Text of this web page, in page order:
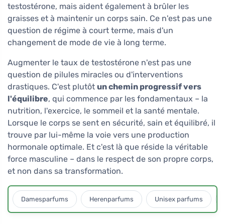
testostérone, mais aident également à brûler les
graisses et à maintenir un corps sain. Ce n'est pas une
question de régime à court terme, mais d'un
changement de mode de vie à long terme.
Augmenter le taux de testostérone n'est pas une
question de pilules miracles ou d'interventions
drastiques. C'est plutôt un chemin progressif vers
l'équilibre, qui commence par les fondamentaux – la
nutrition, l'exercice, le sommeil et la santé mentale.
Lorsque le corps se sent en sécurité, sain et équilibré, il
trouve par lui-même la voie vers une production
hormonale optimale. Et c'est là que réside la véritable
force masculine – dans le respect de son propre corps,
et non dans sa transformation.
Damesparfums Herenparfums Unisex parfums